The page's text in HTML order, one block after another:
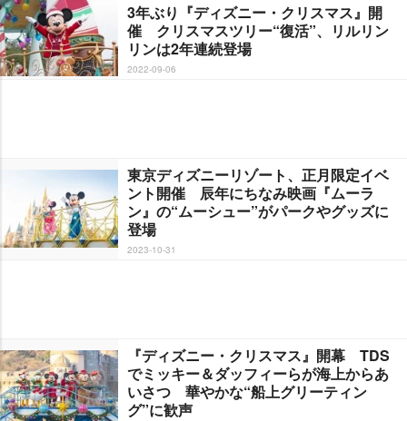
3年ぶり『ディズニー・クリスマス』開
催 クリスマスツリー“復活”、リルリン
リンは2年連続登場
2022-09-06
東京ディズニーリゾート、正月限定イベ
ント開催 辰年にちなみ映画『ムーラ
ン』の“ムーシュー”がパークやグッズに
登場
2023-10-31
『ディズニー・クリスマス』開幕 TDS
でミッキー＆ダッフィーらが海上からあ
いさつ 華やかな“船上グリーティン
グ”に歓声